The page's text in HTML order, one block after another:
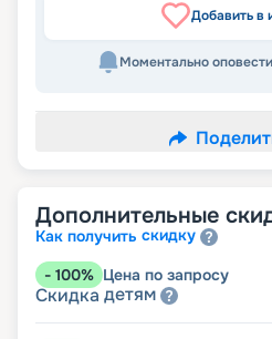
Добавить в
Моментально
Дополнительные
Как получить скидку
- 100% Цена по запросу
Скидка детям